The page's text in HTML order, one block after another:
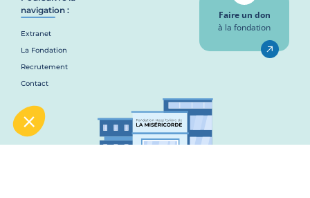
navigation :
Extranet
La Fondation
Recrutement
Contact
Faire un don
à la fondation